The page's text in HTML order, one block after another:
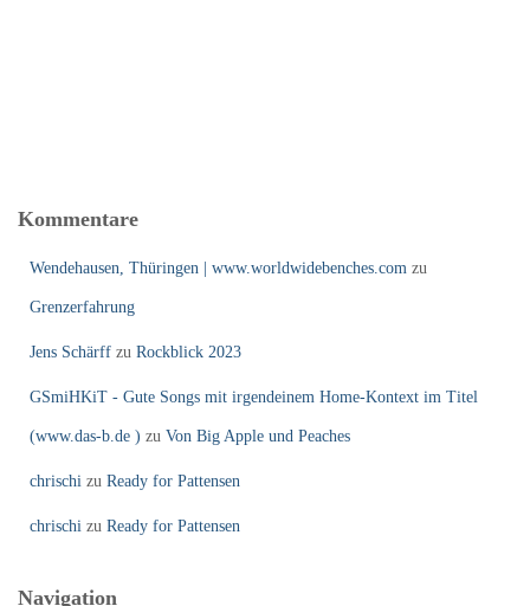
Kommentare
Wendehausen, Thüringen | www.worldwidebenches.com zu
Grenzerfahrung
Jens Schärff zu Rockblick 2023
GSmiHKiT - Gute Songs mit irgendeinem Home-Kontext im Titel
(www.das-b.de ) zu Von Big Apple und Peaches
chrischi zu Ready for Pattensen
chrischi zu Ready for Pattensen
Navigation